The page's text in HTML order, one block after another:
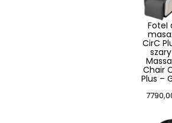
Fotel
CirC
Chair
Plus –